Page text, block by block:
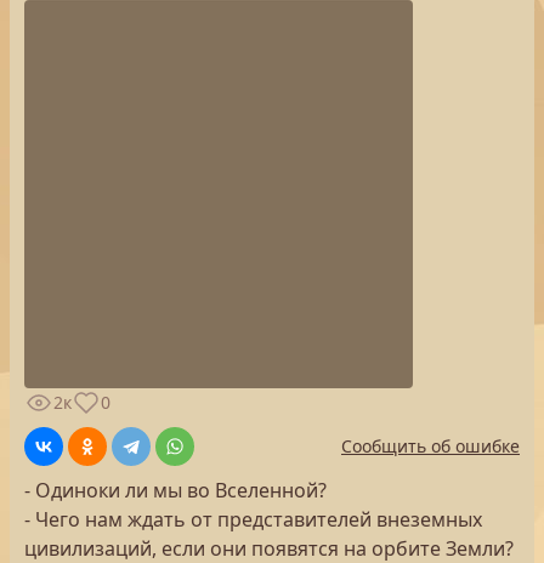
2к
0
Сообщить об ошибке
- Одиноки ли мы во Вселенной?
- Чего нам ждать от представителей внеземных
цивилизаций, если они появятся на орбите Земли?